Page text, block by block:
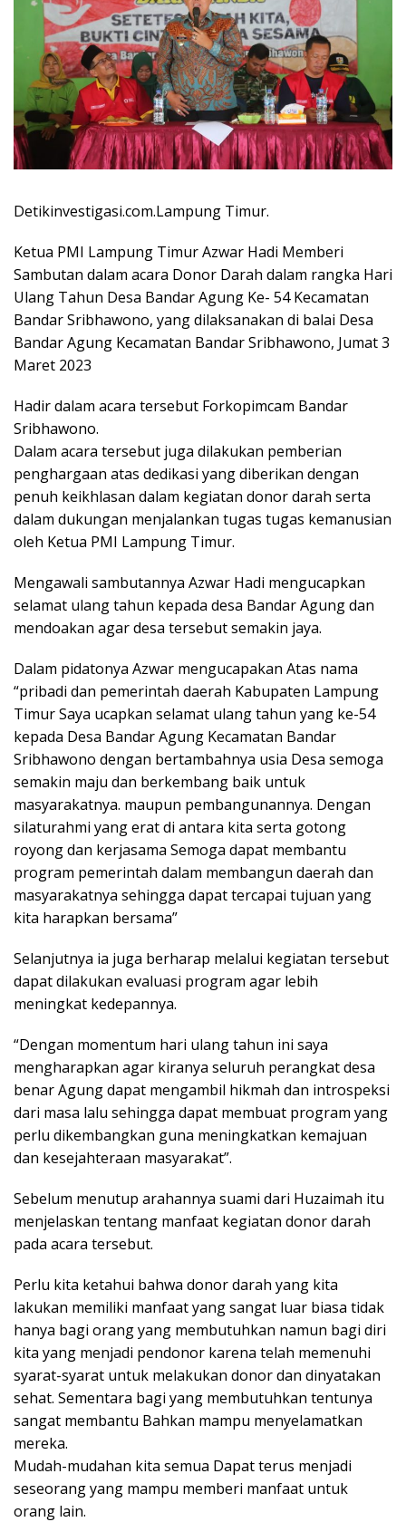
Detikinvestigasi.com.Lampung Timur.
Ketua PMI Lampung Timur Azwar Hadi Memberi
Sambutan dalam acara Donor Darah dalam rangka Hari
Ulang Tahun Desa Bandar Agung Ke- 54 Kecamatan
Bandar Sribhawono, yang dilaksanakan di balai Desa
Bandar Agung Kecamatan Bandar Sribhawono, Jumat 3
Maret 2023
Hadir dalam acara tersebut Forkopimcam Bandar
Sribhawono.
Dalam acara tersebut juga dilakukan pemberian
penghargaan atas dedikasi yang diberikan dengan
penuh keikhlasan dalam kegiatan donor darah serta
dalam dukungan menjalankan tugas tugas kemanusian
oleh Ketua PMI Lampung Timur.
Mengawali sambutannya Azwar Hadi mengucapkan
selamat ulang tahun kepada desa Bandar Agung dan
mendoakan agar desa tersebut semakin jaya.
Dalam pidatonya Azwar mengucapakan Atas nama
“pribadi dan pemerintah daerah Kabupaten Lampung
Timur Saya ucapkan selamat ulang tahun yang ke-54
kepada Desa Bandar Agung Kecamatan Bandar
Sribhawono dengan bertambahnya usia Desa semoga
semakin maju dan berkembang baik untuk
masyarakatnya. maupun pembangunannya. Dengan
silaturahmi yang erat di antara kita serta gotong
royong dan kerjasama Semoga dapat membantu
program pemerintah dalam membangun daerah dan
masyarakatnya sehingga dapat tercapai tujuan yang
kita harapkan bersama”
Selanjutnya ia juga berharap melalui kegiatan tersebut
dapat dilakukan evaluasi program agar lebih
meningkat kedepannya.
“Dengan momentum hari ulang tahun ini saya
mengharapkan agar kiranya seluruh perangkat desa
benar Agung dapat mengambil hikmah dan introspeksi
dari masa lalu sehingga dapat membuat program yang
perlu dikembangkan guna meningkatkan kemajuan
dan kesejahteraan masyarakat”.
Sebelum menutup arahannya suami dari Huzaimah itu
menjelaskan tentang manfaat kegiatan donor darah
pada acara tersebut.
Perlu kita ketahui bahwa donor darah yang kita
lakukan memiliki manfaat yang sangat luar biasa tidak
hanya bagi orang yang membutuhkan namun bagi diri
kita yang menjadi pendonor karena telah memenuhi
syarat-syarat untuk melakukan donor dan dinyatakan
sehat. Sementara bagi yang membutuhkan tentunya
sangat membantu Bahkan mampu menyelamatkan
mereka.
Mudah-mudahan kita semua Dapat terus menjadi
seseorang yang mampu memberi manfaat untuk
orang lain.